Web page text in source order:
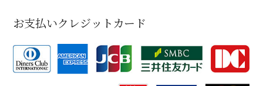
お支払いクレジットカード